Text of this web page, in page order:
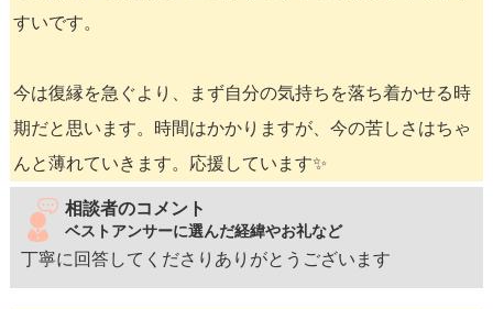
すいです。
今は復縁を急ぐより、まず自分の気持ちを落ち着かせる時
期だと思います。時間はかかりますが、今の苦しさはちゃ
んと薄れていきます。応援しています✨
相談者のコメント
ベストアンサーに選んだ経緯やお礼など
丁寧に回答してくださりありがとうございます